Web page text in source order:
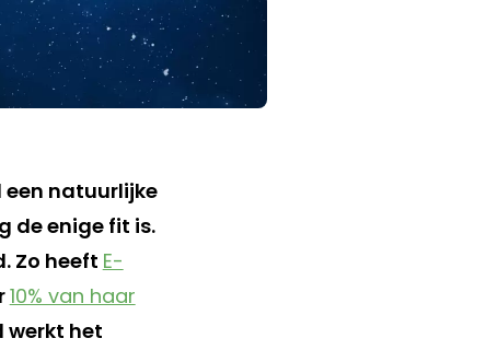
natuurlijke
de enige fit is.
Zo heeft E-
10% van haar
werkt het